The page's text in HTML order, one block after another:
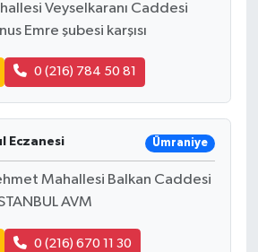
Veyselkaranı Caddesi
Emre şubesi karşısı
0 (216) 784 50 81
Eczanesi Ümraniye
Mahallesi Balkan Caddesi
AVM
0 (216) 670 11 30